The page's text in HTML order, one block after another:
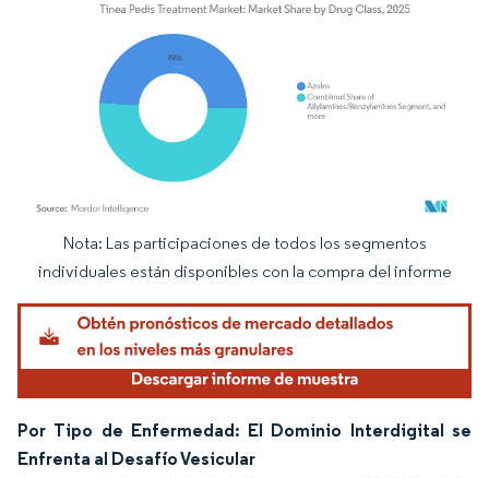
Imagen © Mordor Intelligence. El uso requiere atribución según CC BY 4.0.
Nota: Las participaciones de todos los segmentos
individuales están disponibles con la compra del informe
Por Tipo de Enfermedad: El Dominio Interdigital se
Enfrenta al Desafío Vesicular